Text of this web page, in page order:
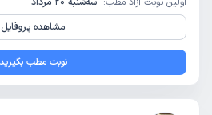
مشاهده پروفایل
نوبت مطب بگیرید